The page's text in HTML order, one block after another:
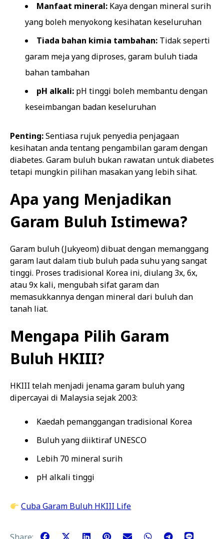
Manfaat mineral: Kaya dengan mineral surih
yang boleh menyokong kesihatan keseluruhan
Tiada bahan kimia tambahan: Tidak seperti
garam meja yang diproses, garam buluh tiada
bahan tambahan
pH alkali: pH tinggi boleh membantu dengan
keseimbangan badan keseluruhan
Penting:Sentiasa rujuk penyedia penjagaan
kesihatan anda tentang pengambilan garam dengan
diabetes. Garam buluh bukan rawatan untuk diabetes
tetapi mungkin pilihan masakan yang lebih sihat.
Apa yang Menjadikan
Garam Buluh Istimewa?
Garam buluh (Jukyeom) dibuat dengan memanggang
garam laut dalam tiub buluh pada suhu yang sangat
tinggi. Proses tradisional Korea ini, diulang 3x, 6x,
atau 9x kali, mengubah sifat garam dan
memasukkannya dengan mineral dari buluh dan
tanah liat.
Mengapa Pilih Garam
Buluh HKIII?
HKIII telah menjadi jenama garam buluh yang
dipercayai di Malaysia sejak 2003:
Kaedah pemanggangan tradisional Korea
Buluh yang diiktiraf UNESCO
Lebih 70 mineral surih
pH alkali tinggi
Cuba Garam Buluh HKIII Life